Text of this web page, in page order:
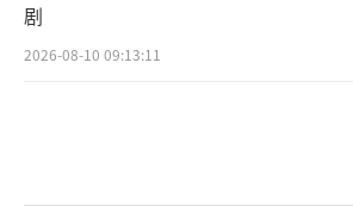
剧
2026-08-10 09:13:11